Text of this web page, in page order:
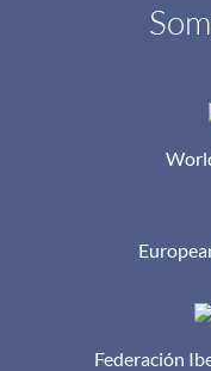
Federación